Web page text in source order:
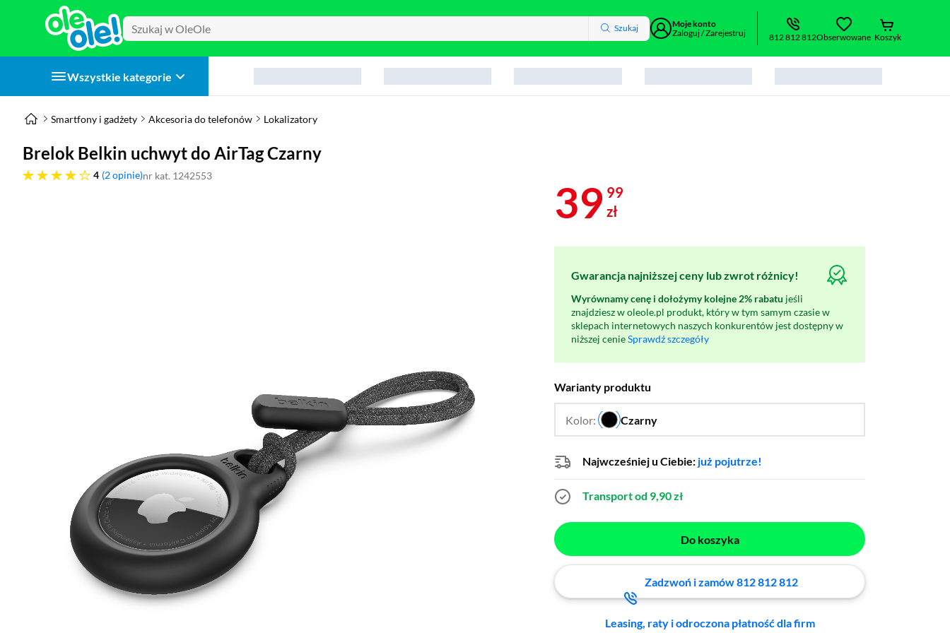
Szukaj
Moje konto
Zaloguj / Zarejestruj
812 812 812Obserwowane Koszyk
Wszystkie kategorie
Smartfony i gadżety Akcesoria do telefonów Lokalizatory
Brelok Belkin uchwyt do AirTag Czarny
4
cztery gwiazdki 2 opinie nr kat. 1242553
39 99
zł
Gwarancja najniższej ceny lub zwrot różnicy!
Wyrównamy cenę i dołożymy kolejne 2% rabatu jeśli
znajdziesz w oleole.pl produkt, który w tym samym czasie w
sklepach internetowych naszych konkurentów jest dostępny w
niższej cenieSprawdź szczegóły
Warianty produktu
Kolor: Czarny
…
Najwcześniej u Ciebie: już pojutrze!
Transport od 9,90 zł
Do koszyka
Zadzwoń i zamów 812 812 812
Leasing, raty i odroczona płatność dla firm